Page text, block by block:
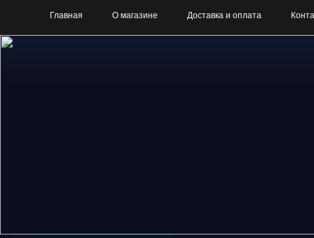
Главная О магазине Доставка и оплата